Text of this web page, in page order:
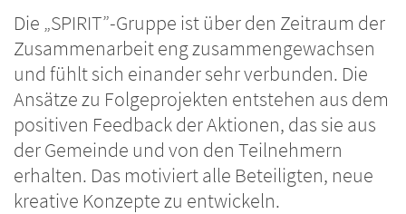
Die „SPIRIT”-Gruppe ist über den Zeitraum der
Zusammenarbeit eng zusammengewachsen
und fühlt sich einander sehr verbunden. Die
Ansätze zu Folgeprojekten entstehen aus dem
positiven Feedback der Aktionen, das sie aus
der Gemeinde und von den Teilnehmern
erhalten. Das motiviert alle Beteiligten, neue
kreative Konzepte zu entwickeln.